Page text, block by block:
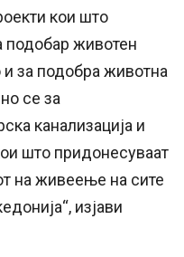
кои што
подобар животен
и за подобра животна
се за
канализација и
што придонесуваат
на живеење на сите
изјави